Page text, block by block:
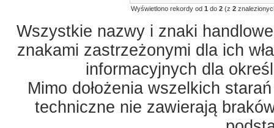
Wyświetlono rekordy od 1 do 2 (z 2
Wszystkie nazwy i znaki
znakami zastrzeżonymi dla ich
informacyjnych dla
Mimo dołożenia wszelkich
techniczne nie zawierają